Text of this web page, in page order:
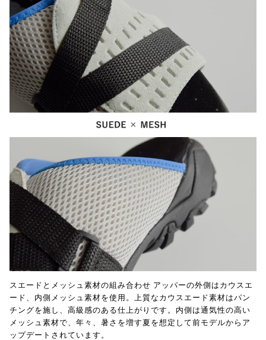
スエードとメッシュ素材の組み合わせ アッパーの外側はカウスエ
ード、内側メッシュ素材を使用。上質なカウスエード素材はパン
チングを施し、高級感のある仕上がりです。内側は通気性の高い
メッシュ素材で、年々、暑さを増す夏を想定して前モデルからア
ップデートされています。